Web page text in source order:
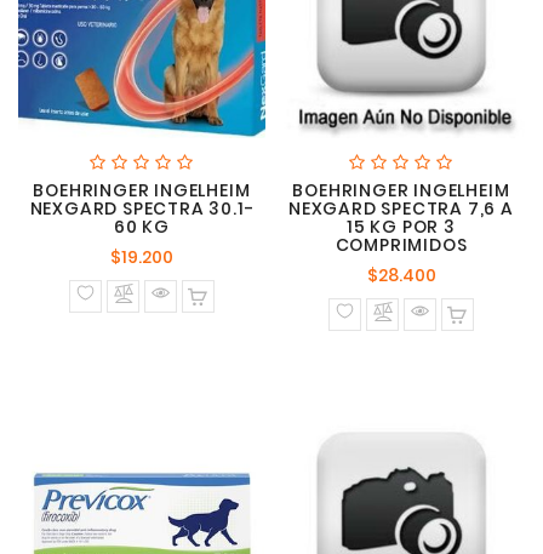
BOEHRINGER INGELHEIM
NEXGARD SPECTRA 30.1-
60 KG
$19.200
normal
BOEHRINGER INGELHEIM
NEXGARD SPECTRA 7,6 A
15 KG POR 3
COMPRIMIDOS
$28.400Precio
normal